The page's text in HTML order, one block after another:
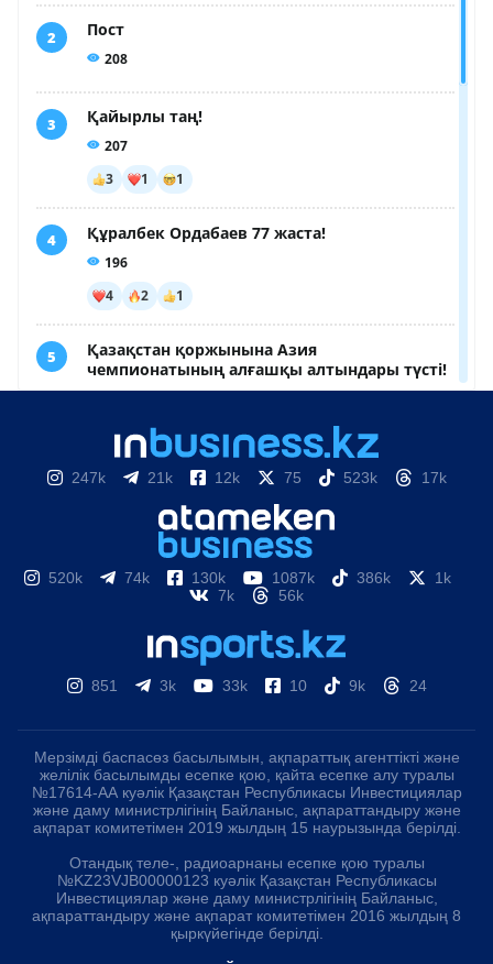
247k 21k 12k 75 523k 17k
520k 74k 130k 1087k 386k
1k
7k
56k
851 3k 33k 10 9k 24
Мерзімді баспасөз басылымын, ақпараттық агенттікті және
желілік басылымды есепке қою, қайта есепке алу туралы
№17614-АА куәлік Қазақстан Республикасы Инвестициялар
және даму министрлігінің Байланыс, ақпараттандыру және
ақпарат комитетімен 2019 жылдың 15 наурызында берілді.
Отандық теле-, радиоарнаны есепке қою туралы
№KZ23VJB00000123 куәлік Қазақстан Республикасы
Инвестициялар және даму министрлігінің Байланыс,
ақпараттандыру және ақпарат комитетімен 2016 жылдың 8
қыркүйегінде берілді.